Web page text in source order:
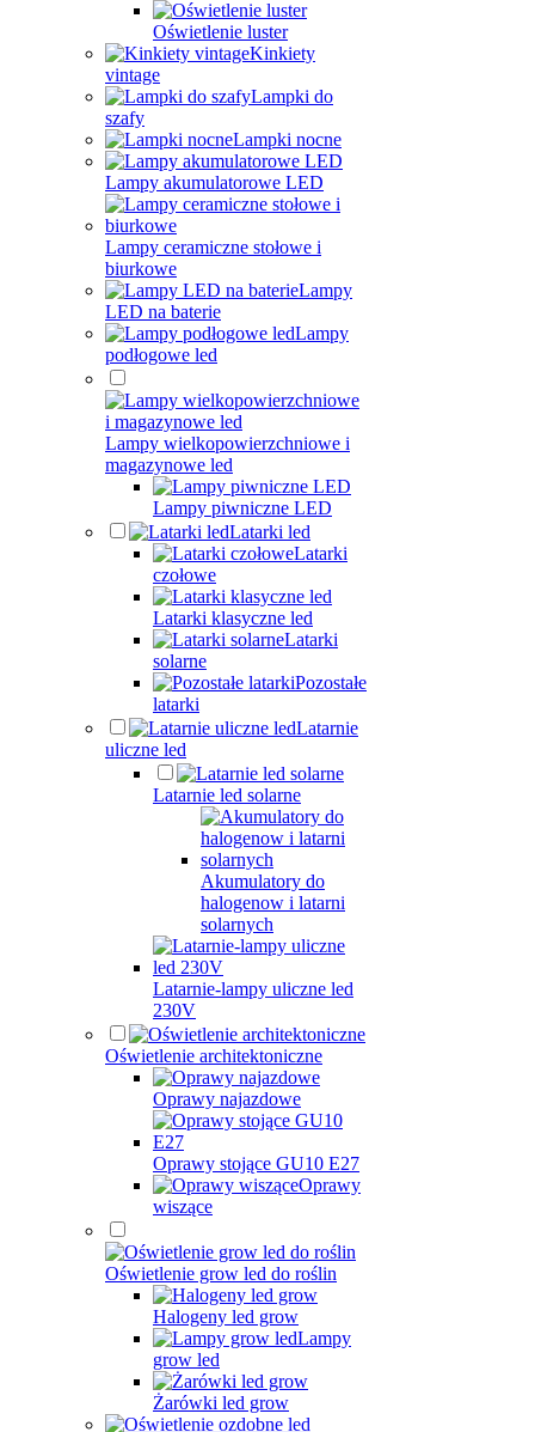
Oświetlenie luster
Kinkiety
vintage
Lampki do
szafy
Lampki nocne
Lampy akumulatorowe LED
Lampy ceramiczne stołowe i
biurkowe
Lampy
LED na baterie
Lampy
podłogowe led
Lampy wielkopowierzchniowe i
magazynowe led
Lampy piwniczne LED
Latarki led
Latarki
czołowe
Latarki klasyczne led
Latarki
solarne
Pozostałe
latarki
Latarnie
uliczne led
Latarnie led solarne
Akumulatory do
halogenow i latarni
solarnych
Latarnie-lampy uliczne led
230V
Oświetlenie architektoniczne
Oprawy najazdowe
Oprawy stojące GU10 E27
Oprawy
wiszące
Oświetlenie grow led do roślin
Halogeny led grow
Lampy
grow led
Żarówki led grow